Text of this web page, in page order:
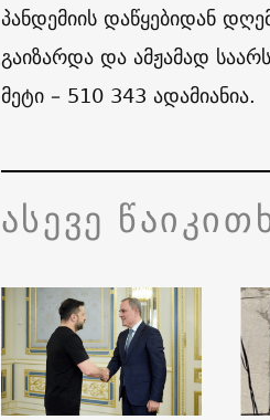
პანდემიის დაწყებიდან
გაიზარდა და ამჟამად
მეტი – 510 343 ადამიანია.
ასევე